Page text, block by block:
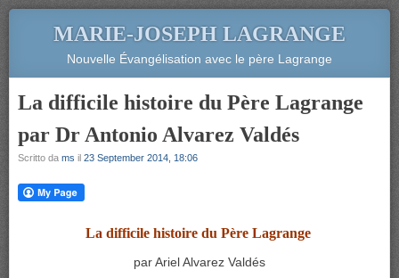
MARIE-JOSEPH LAGRANGE
Nouvelle Évangélisation avec le père Lagrange
La difficile histoire du Père Lagrange
par Dr Antonio Alvarez Valdés
Scritto da ms il 23 September 2014, 18:06
La difficile histoire du Père Lagrange
par Ariel Alvarez Valdés